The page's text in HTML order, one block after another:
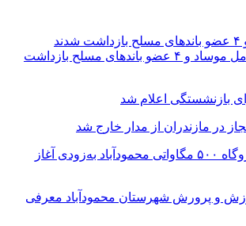
۲۱ عامل موساد و ۴ عضو باند‌های مسلح بازداشت
بازنشستگی اعلام شد
فاز نخست نیروگاه ۵۰۰ مگاواتی محمودآباد به‌زودی آغاز
و پرورش شهرستان محمودآباد معرفی